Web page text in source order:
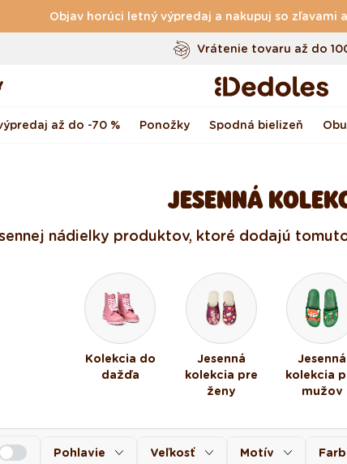
Objav horúci letný výpredaj a nakupuj so zľavami
Vrátenie tovaru až do
Originálny dizajn navrhnutý
Rýchle odoslanie do <48
až do -70 % Ponožky Spodná bielizeň
JESENNÁ
nádielky produktov, ktoré dodajú
Kolekcia do
dažďa
Jesenná
kolekcia pre
ženy
Jesenná
kolekcia
mužov
Pohlavie Veľkosť Motív